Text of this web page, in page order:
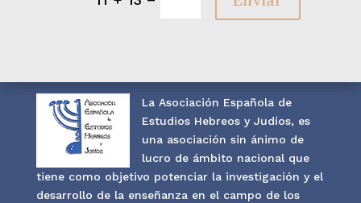
La Asociación Española de
Estudios Hebreos y Judíos, es
una asociación sin ánimo de
lucro de ámbito nacional que
tiene como objetivo potenciar la investigación y el
desarrollo de la enseñanza en el campo de los